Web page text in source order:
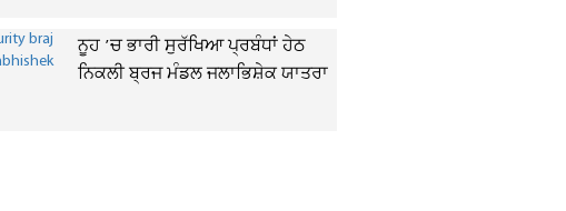
ਨੂਹ ’ਚ ਭਾਰੀ ਸੁਰੱਖਿਆ ਪ੍ਰਬੰਧਾਂ ਹੇਠ
ਨਿਕਲੀ ਬ੍ਰਜ ਮੰਡਲ ਜਲਾਭਿਸ਼ੇਕ ਯਾਤਰਾ